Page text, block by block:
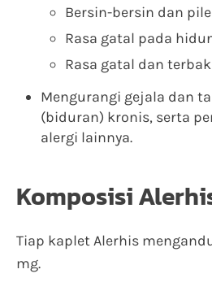
Bersin-bersin dan
Rasa gatal pada
Rasa gatal dan
Mengurangi gejala dan
(biduran) kronis, serta
alergi lainnya.
Komposisi
Tiap kaplet Alerhis
mg.